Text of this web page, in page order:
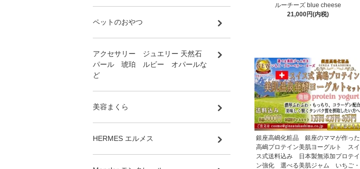
ルーチーズ blue cheese
21,000円(内税)
銀座高嶋化粧品 銀座のママが作った
高嶋プロテイン美肌ヨーグルト スイ
ス式送料込み 日本製無添加プロテイ
ン強化 選べる美肌ジャム いちご・
ペットのおやつ
アクセサリー ジュエリー 天然石
パール 琥珀 ルビー オパールな
ど
美容まくら
HERMES エルメス